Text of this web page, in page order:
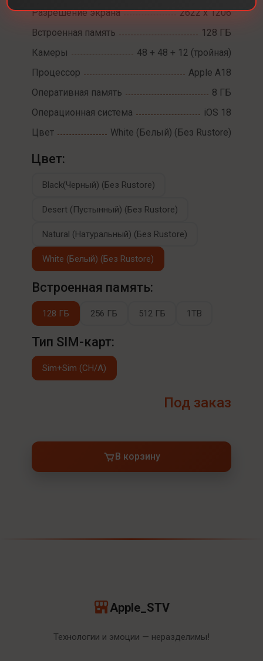
Разрешение экрана
2622 х 1206
Встроенная память
128 ГБ
Камеры
48 + 48 + 12 (тройная)
Процессор
Apple A18
Оперативная память
8 ГБ
Операционная система
iOS 18
Цвет
White (Белый) (Без Rustore)
Цвет:
Black(Черный) (Без Rustore)
Desert (Пустынный) (Без Rustore)
Natural (Натуральный) (Без Rustore)
White (Белый) (Без Rustore)
Встроенная память:
128 ГБ 256 ГБ 512 ГБ 1TB
Тип SIM-карт:
Sim+Sim (CH/A)
Под заказ
В корзину
Apple_STV
Технологии и эмоции — неразделимы!